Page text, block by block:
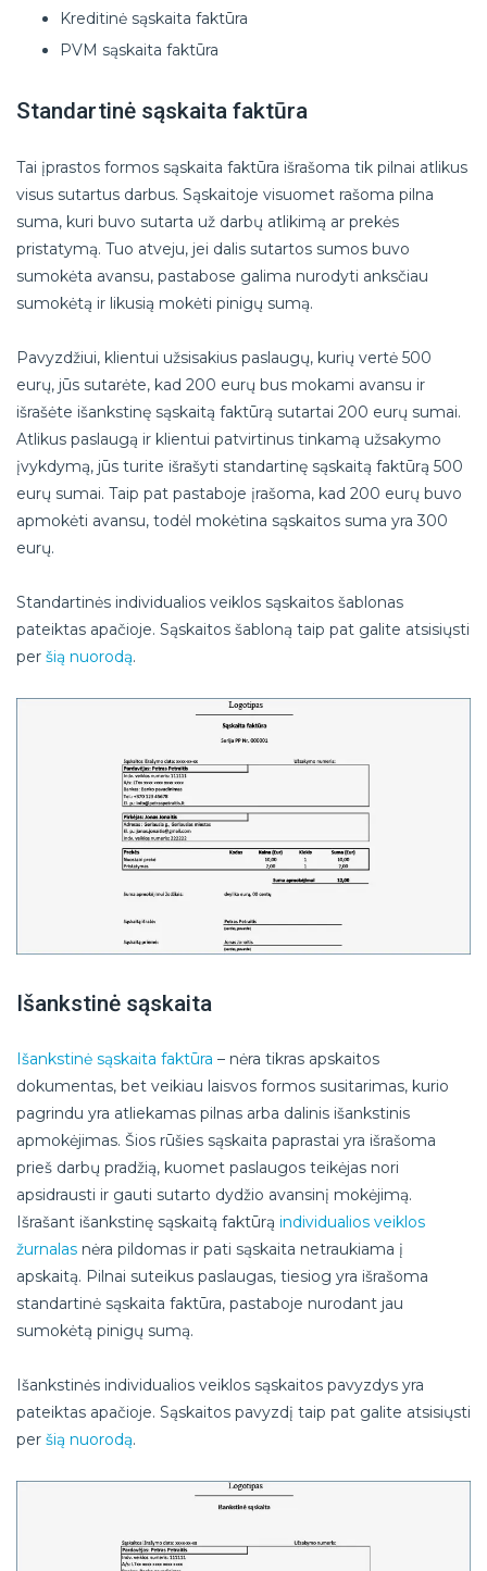
Kreditinė sąskaita faktūra
PVM sąskaita faktūra
Standartinė sąskaita faktūra
Tai įprastos formos sąskaita faktūra išrašoma tik pilnai atlikus
visus sutartus darbus. Sąskaitoje visuomet rašoma pilna
suma, kuri buvo sutarta už darbų atlikimą ar prekės
pristatymą. Tuo atveju, jei dalis sutartos sumos buvo
sumokėta avansu, pastabose galima nurodyti anksčiau
sumokėtą ir likusią mokėti pinigų sumą.
Pavyzdžiui, klientui užsisakius paslaugų, kurių vertė 500
eurų, jūs sutarėte, kad 200 eurų bus mokami avansu ir
išrašėte išankstinę sąskaitą faktūrą sutartai 200 eurų sumai.
Atlikus paslaugą ir klientui patvirtinus tinkamą užsakymo
įvykdymą, jūs turite išrašyti standartinę sąskaitą faktūrą 500
eurų sumai. Taip pat pastaboje įrašoma, kad 200 eurų buvo
apmokėti avansu, todėl mokėtina sąskaitos suma yra 300
eurų.
Standartinės individualios veiklos sąskaitos šablonas
pateiktas apačioje. Sąskaitos šabloną taip pat galite atsisiųsti
per šią nuorodą.
Išankstinė sąskaita
Išankstinė sąskaita faktūra – nėra tikras apskaitos
dokumentas, bet veikiau laisvos formos susitarimas, kurio
pagrindu yra atliekamas pilnas arba dalinis išankstinis
apmokėjimas. Šios rūšies sąskaita paprastai yra išrašoma
prieš darbų pradžią, kuomet paslaugos teikėjas nori
apsidrausti ir gauti sutarto dydžio avansinį mokėjimą.
Išrašant išankstinę sąskaitą faktūrą individualios veiklos
žurnalas nėra pildomas ir pati sąskaita netraukiama į
apskaitą. Pilnai suteikus paslaugas, tiesiog yra išrašoma
standartinė sąskaita faktūra, pastaboje nurodant jau
sumokėtą pinigų sumą.
Išankstinės individualios veiklos sąskaitos pavyzdys yra
pateiktas apačioje. Sąskaitos pavyzdį taip pat galite atsisiųsti
per šią nuorodą.